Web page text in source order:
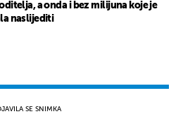
a onda i bez milijuna koje je
naslijediti
SE SNIMKA